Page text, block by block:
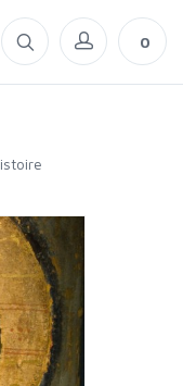
0
Histoire